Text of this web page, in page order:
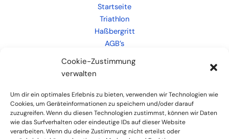
Cookie-Zustimmung
verwalten
Um dir ein optimales Erlebnis zu bieten, verwenden wir Technologien wie
Cookies, um Geräteinformationen zu speichern und/oder darauf
zuzugreifen. Wenn du diesen Technologien zustimmst, können wir Daten
wie das Surfverhalten oder eindeutige IDs auf dieser Website
verarbeiten. Wenn du deine Zustimmung nicht erteilst oder
Startseite
Triathlon
Haßbergritt
AGB’s
Kontakt